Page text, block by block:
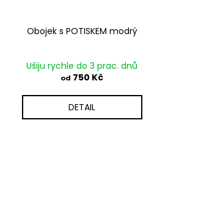
Obojek s POTISKEM modrý
Ušiju rychle do 3 prac. dnů
od 750 Kč
DETAIL